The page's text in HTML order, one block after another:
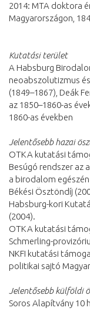
2014: MTA doktora
Magyarországon,
Kutatási terület
A Habsburg
neoabszolutizmus
(1849–1867), Deák
az 1850–1860-as
1860-as években
Jelentősebb hazai
OTKA kutatási
Besúgó rendszer az
a birodalom
Békési Ösztöndíj
Habsburg-kori
(2004).
OTKA kutatási
Schmerling-
NKFI kutatási
politikai sajtó
Jelentősebb külföldi
Soros Alapítvány 10